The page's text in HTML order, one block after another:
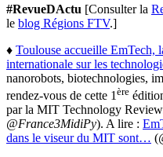
#RevueDActu [Consulter la
le blog Régions FTV.]
♦ Toulouse accueille EmTech,
internationale sur les
nanorobots, biotechnologies,
rendez-vous de cette 1 ère
par la MIT Technology
@France3MidiPy). A lire :
dans le viseur du MIT sont… (